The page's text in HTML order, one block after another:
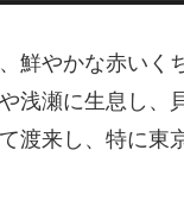
鮮やかな赤いく
浅瀬に生息し、
渡来し、特に東